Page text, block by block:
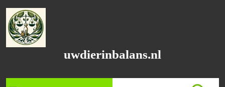
naar
inhoud
uwdierinbalans.nl